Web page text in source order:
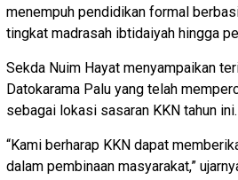
menempuh pendidikan formal
tingkat madrasah ibtidaiyah hingga
Sekda Nuim Hayat menyampaikan
Datokarama Palu yang telah
sebagai lokasi sasaran KKN tahun ini.
“Kami berharap KKN dapat
dalam pembinaan masyarakat,”